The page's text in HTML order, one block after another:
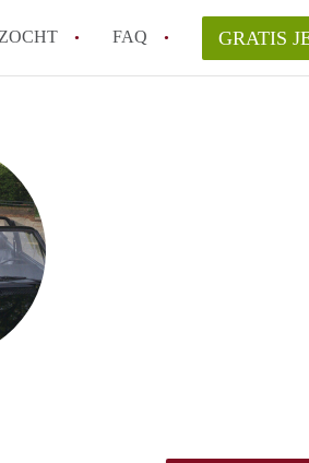
FAQ
AppartementDenBosch!
om te reageren op een Appartement in Den
van AppartementDenBosch?
bemiddelingsvergoeding?
vragen
GRATIS